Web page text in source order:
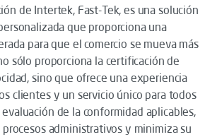
de Intertek, Fast-Tek, es una solución
que proporciona una
para que el comercio se mueva más
sólo proporciona la certificación de
sino que ofrece una experiencia
clientes y un servicio único para todos
de la conformidad aplicables,
administrativos y minimiza su